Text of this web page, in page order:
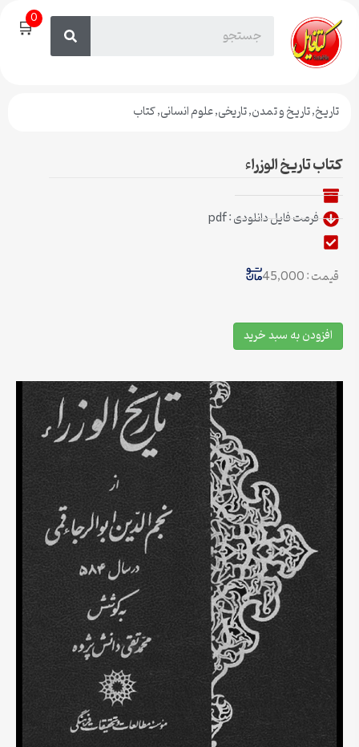
🛒0
تاریخ,تاریخ و تمدن,تاریخی,علوم انسانی,کتاب
کتاب تاریخ الوزراء
فرمت فایل دانلودی : pdf
قیمت : 45,000
افزودن به سبد خرید